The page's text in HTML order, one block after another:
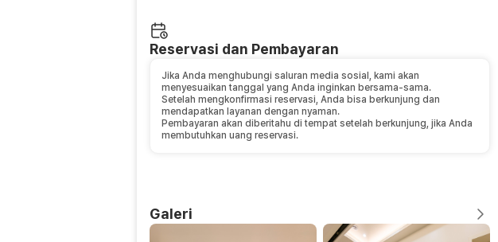
Reservasi dan Pembayaran
Jika Anda menghubungi saluran media sosial, kami akan
menyesuaikan tanggal yang Anda inginkan bersama-sama.
Setelah mengkonfirmasi reservasi, Anda bisa berkunjung dan
mendapatkan layanan dengan nyaman.
Pembayaran akan diberitahu di tempat setelah berkunjung, jika Anda
membutuhkan uang reservasi.
Galeri